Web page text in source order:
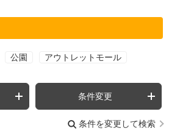
公園 アウトレットモール
条件変更
条件を変更して検索